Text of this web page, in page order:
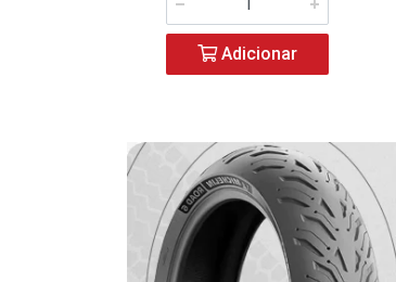
Adicionar